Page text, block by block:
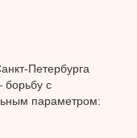
Петербурга
борьбу с
параметром: